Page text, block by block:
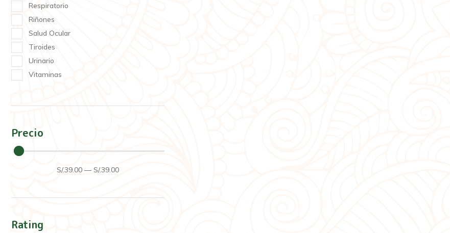
Respiratorio
Riñones
Salud Ocular
Tiroides
Urinario
Vitaminas
Precio
S/.39.00 —S/.39.00
Rating